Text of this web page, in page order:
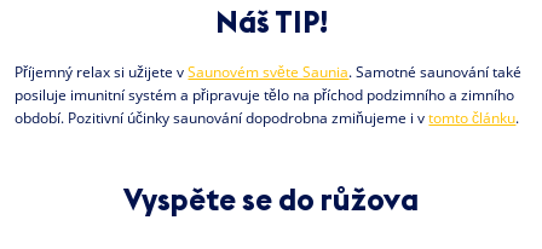
Náš TIP!
Příjemný relax si užijete vSaunovém světe Saunia. Samotné saunování také
posiluje imunitní systém a připravuje tělo na příchod podzimního a zimního
období. Pozitivní účinky saunování dopodrobna zmiňujeme i vtomto článku.
Vyspěte se do růžova